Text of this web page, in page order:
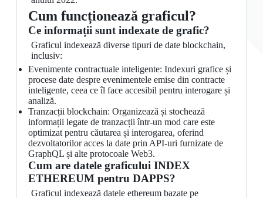
Cum funcționează graficul?
Ce informații sunt indexate de grafic?
Graficul indexează diverse tipuri de date blockchain,
inclusiv:
Evenimente contractuale inteligente: Indexuri grafice și
procese date despre evenimentele emise din contracte
inteligente, ceea ce îl face accesibil pentru interogare și
analiză.
Tranzacții blockchain: Organizează și stochează
informații legate de tranzacții într-un mod care este
optimizat pentru căutarea și interogarea, oferind
dezvoltatorilor acces la date prin API-uri furnizate de
GraphQL și alte protocoale Web3.
Cum are datele graficului INDEX
ETHEREUM pentru DAPPS?
Graficul indexează datele ethereum bazate pe